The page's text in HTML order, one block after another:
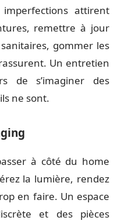
attirent
remettre à jour
gommer les
Un entretien
de s’imaginer des
ne sont.
à côté du home
la lumière, rendez
en faire. Un espace
et des pièces